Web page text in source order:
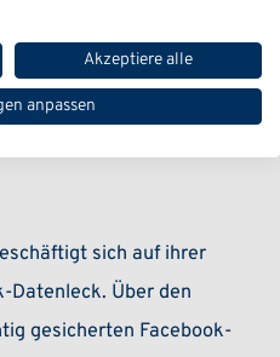
hält
sich auf ihrer
Datenleck. Über den
gesicherten Facebook-
Akzeptiere alle
anpassen